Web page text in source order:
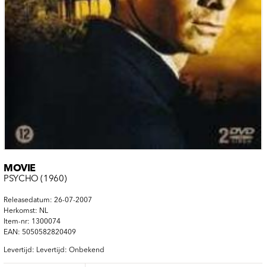
MOVIE
PSYCHO (1960)
Releasedatum: 26-07-2007
Herkomst: NL
Item-nr: 1300074
EAN: 5050582820409
Levertijd: Levertijd: Onbekend